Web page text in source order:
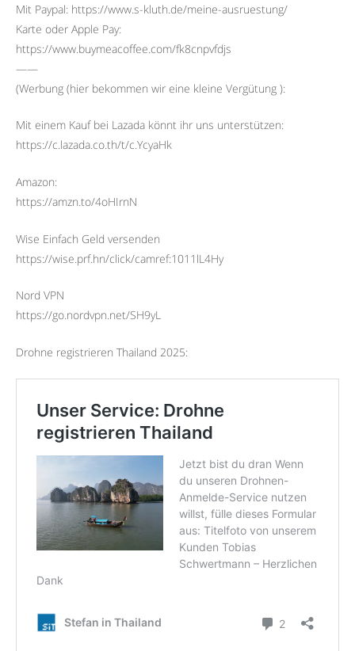
Mit Paypal: https://www.s-kluth.de/meine-ausruestung/
Karte oder Apple Pay:
https://www.buymeacoffee.com/fk8cnpvfdjs
——
(Werbung (hier bekommen wir eine kleine Vergütung ):
Mit einem Kauf bei Lazada könnt ihr uns unterstützen:
https://c.lazada.co.th/t/c.YcyaHk
Amazon:
https://amzn.to/4oHIrnN
Wise Einfach Geld versenden
https://wise.prf.hn/click/camref:1011lL4Hy
Nord VPN
https://go.nordvpn.net/SH9yL
Drohne registrieren Thailand 2025: